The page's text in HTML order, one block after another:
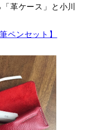
革ケース」と小川
ペンセット】